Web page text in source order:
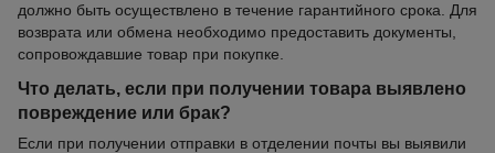
должно быть осуществлено в течение гарантийного срока. Для
возврата или обмена необходимо предоставить документы,
сопровождавшие товар при покупке.
Что делать, если при получении товара выявлено
повреждение или брак?
Если при получении отправки в отделении почты вы выявили